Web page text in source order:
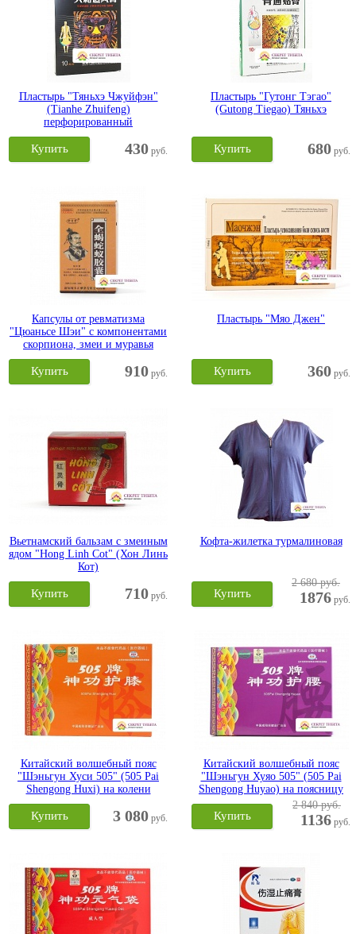
Пластырь "Тяньхэ Чжуйфэн"
(Tianhe Zhuifeng)
перфорированный
430 руб.
Купить
Пластырь "Гутонг Тэгао"
(Gutong Tiegao) Тяньхэ
680 руб.
Купить
Капсулы от ревматизма
"Цюаньсе Шэи" с компонентами
скорпиона, змеи и муравья
910 руб.
Купить
Пластырь "Мяо Джен"
360 руб.
Купить
Вьетнамский бальзам с змеиным
ядом "Hong Linh Cot" (Хон Линь
Кот)
710 руб.
Купить
Кофта-жилетка турмалиновая
2 680 руб.
1876 руб.
Купить
Китайский волшебный пояс
"Шэньгун Хуси 505" (505 Pai
Shengong Huxi) на колени
3 080 руб.
Купить
Китайский волшебный пояс
"Шэньгун Хуяо 505" (505 Pai
Shengong Huyao) на поясницу
2 840 руб.
1136 руб.
Купить